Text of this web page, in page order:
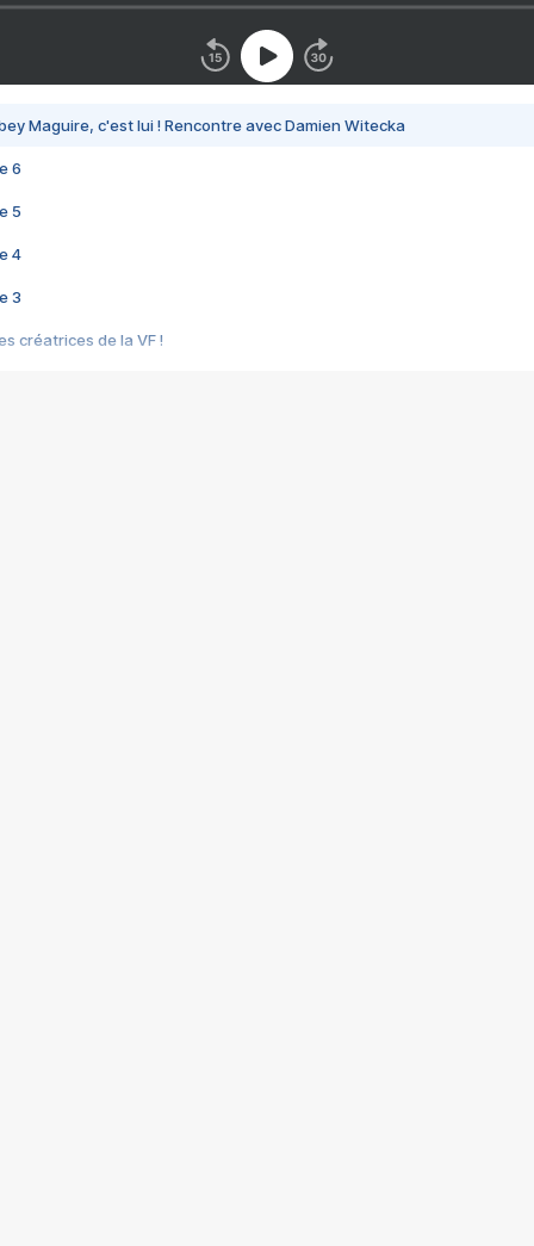
Maguire, c'est lui ! Rencontre avec Damien Witecka
6
5
4
3
créatrices de la VF !